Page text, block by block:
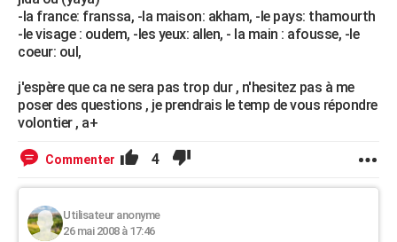
-la france: franssa, -la maison: akham, -le pays: thamourth
-le visage : oudem, -les yeux: allen, - la main : afousse, -le
coeur: oul,
j'espère que ca ne sera pas trop dur , n'hesitez pas à me
poser des questions , je prendrais le temp de vous répondre
volontier , a+
Commenter 4
Utilisateur anonyme
26 mai 2008 à 17:46